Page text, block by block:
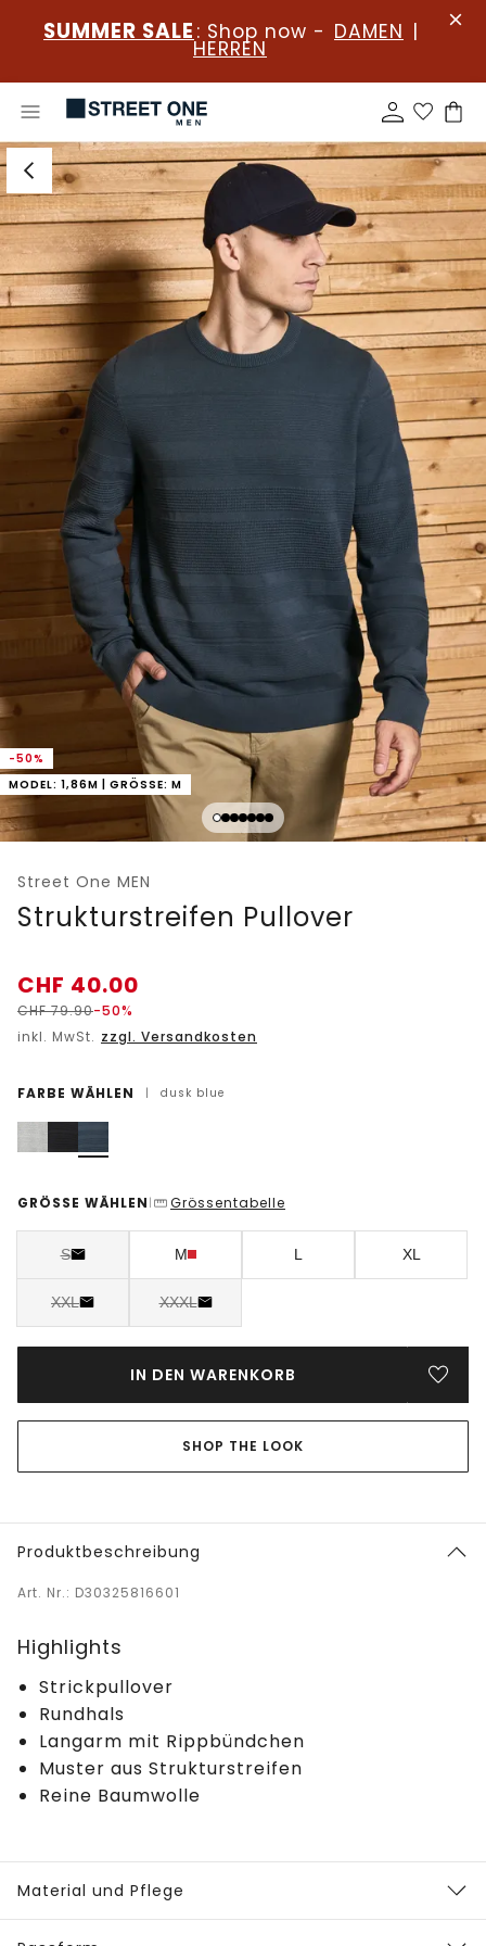
SUMMER SALE : Shop now - DAMEN |
HERREN
-50%
MODEL: 1,86M | GRÖSSE: M
Street One MEN
Strukturstreifen Pullover
CHF 40.00
CHF79.90-50%
inkl. MwSt. zzgl. Versandkosten
FARBE WÄHLEN | dusk blue
GRÖSSE WÄHLEN | Grössentabelle
S M L XL
XXL XXXL
IN DEN WARENKORB
SHOP THE LOOK
Produktbeschreibung
Art. Nr.: D30325816601
Highlights
Strickpullover
Rundhals
Langarm mit Rippbündchen
Muster aus Strukturstreifen
Reine Baumwolle
Material und Pflege